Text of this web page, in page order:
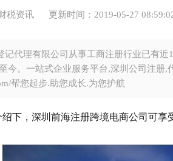
税资讯 更新时间：2019-05-27
记代理有限公司从事工商注册行业已有
今。一站式企业服务平台,深圳公司注册,
帮您起步.助您成长.为您护航
下，深圳前海注册跨境电商公司可享